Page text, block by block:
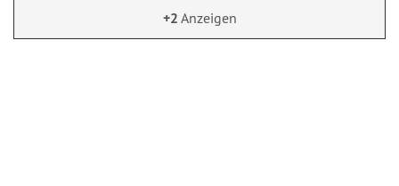
+2 Anzeigen